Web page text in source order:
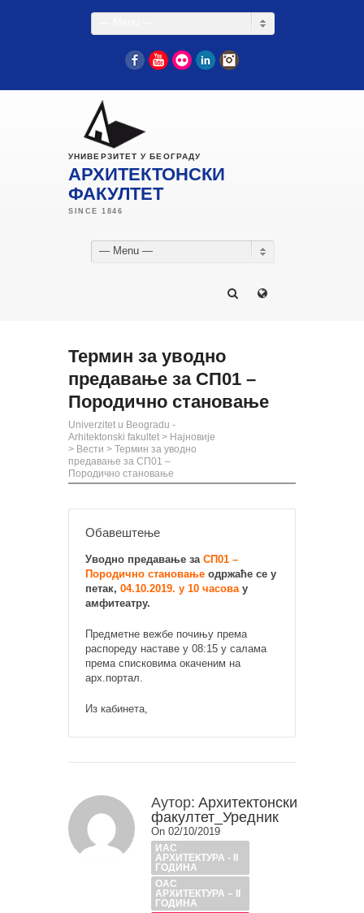
FacebookYouTube
Flickr LinkedIn
УНИВЕРЗИТЕТ У БЕОГРАДУ
АРХИТЕКТОНСКИ
ФАКУЛТЕТ
— Menu —
Термин за уводно
предавање за СП01 –
Породично становање
Univerzitet u Beogradu -
Arhitektonski fakultet > Најновије
> Вести > Термин за уводно
предавање за СП01 –
Породично становање
Обавештење
Уводно предавање за СП01 –
Породично становање одржаће се у
петак, 04.10.2019. у 10 часовау
амфитеатру.
Предметне вежбе почињу према
распореду наставе у 08:15 у салама
према списковима окаченим на
арх.портал.
Из кабинета,
Аутор: Архитектонски
факултет_Уредник
On 02/10/2019
ИАС
АРХИТЕКТУРА - II
ГОДИНА
ОАС
АРХИТЕКТУРА – II
ГОДИНА